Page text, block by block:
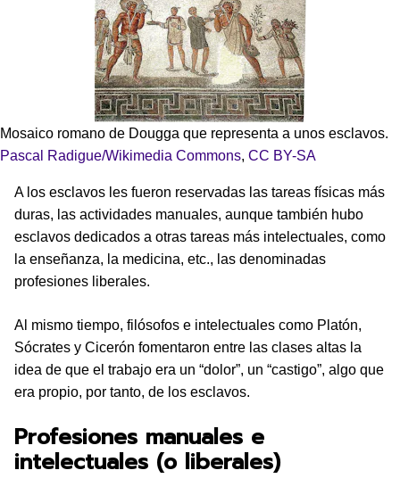
Mosaico romano de Dougga que representa a unos esclavos.
Pascal Radigue/Wikimedia Commons, CC BY-SA
A los esclavos les fueron reservadas las tareas físicas más
duras, las actividades manuales, aunque también hubo
esclavos dedicados a otras tareas más intelectuales, como
la enseñanza, la medicina, etc., las denominadas
profesiones liberales.
Al mismo tiempo, filósofos e intelectuales como Platón,
Sócrates y Cicerón fomentaron entre las clases altas la
idea de que el trabajo era un “dolor”, un “castigo”, algo que
era propio, por tanto, de los esclavos.
Profesiones manuales e
intelectuales (o liberales)